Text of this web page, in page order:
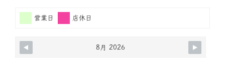
営業日 店休日
8月 2026